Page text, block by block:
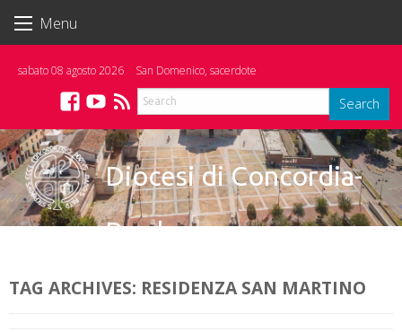
Menu
sabato 08 agosto 2026 San Domenico, sacerdote
FacebookYouTubeFeed Search
Diocesi di Concordia-
Pordenone
TAG ARCHIVES: RESIDENZA SAN MARTINO